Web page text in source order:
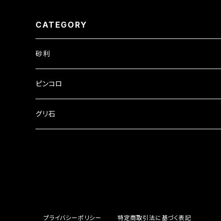
CATEGORY
砂利
ピンコロ
グリ石
プライバシーポリシー 特定商取引法に基づく表記